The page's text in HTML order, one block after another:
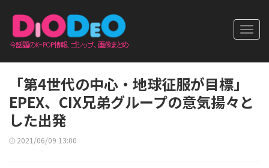
「第4世代の中心・地球征服が目標」
EPEX、CIX兄弟グループの意気揚々と
した出発
2021/06/09 13:00